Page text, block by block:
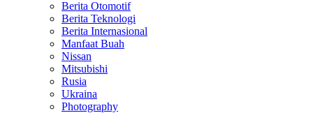
Berita Otomotif
Berita Teknologi
Berita Internasional
Manfaat Buah
Nissan
Mitsubishi
Rusia
Ukraina
Photography